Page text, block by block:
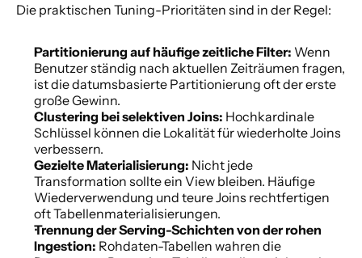
Die praktischen Tuning-Prioritäten sind in der Regel:
Partitionierung auf häufige zeitliche Filter: Wenn
Benutzer ständig nach aktuellen Zeiträumen fragen,
ist die datumsbasierte Partitionierung oft der erste
große Gewinn.
Clustering bei selektiven Joins: Hochkardinale
Schlüssel können die Lokalität für wiederholte Joins
verbessern.
Gezielte Materialisierung: Nicht jede
Transformation sollte ein View bleiben. Häufige
Wiederverwendung und teure Joins rechtfertigen
oft Tabellenmaterialisierungen.
Trennung der Serving-Schichten von der rohen
Ingestion: Rohdaten-Tabellen wahren die